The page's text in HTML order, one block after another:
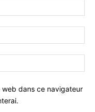
web dans ce navigateur